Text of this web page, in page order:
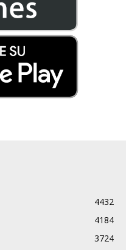
4432
4184
3724